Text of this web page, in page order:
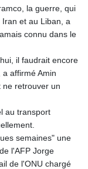
PHP 60.788038
PKR 277.591253
PLN 3.718604
5945.498155
QAR 3.655172
RON 4.540804
RUB 82.272143
RWF
1470.282086
SAR 3.780227
SBD 8.068348
la guerre, qui
et au Liban, a
connu dans le
il faudrait encore
affirmé Amin
ne retrouver un
au transport
semaines" une
l'AFP Jorge
de l'ONU chargé